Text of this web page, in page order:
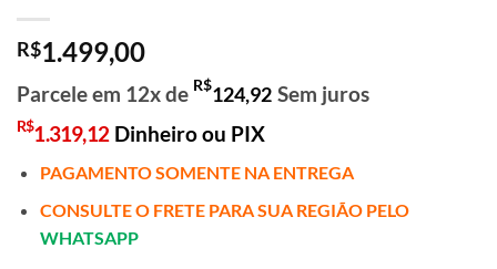
R$1.499,00
Parcele em 12x de R$124,92 Sem juros
R$1.319,12 Dinheiro ou PIX
PAGAMENTO SOMENTE NA ENTREGA
CONSULTE O FRETE PARA SUA REGIÃO PELO
WHATSAPP